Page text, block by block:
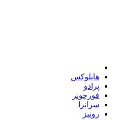
هایلوکس
پرادو
فورچونر
سرانزا
رونیز